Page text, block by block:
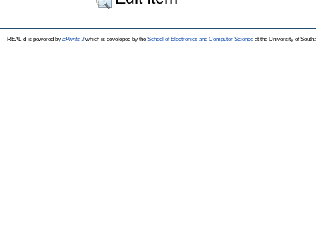
REAL-d is powered by EPrints 3which is developed by the School of Electronics and Computer Science at the University of